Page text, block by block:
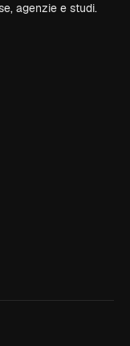
agenzie e studi.